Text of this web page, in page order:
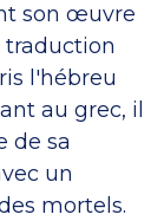
son œuvre
traduction
l'hébreu
au grec, il
de sa
un
mortels.